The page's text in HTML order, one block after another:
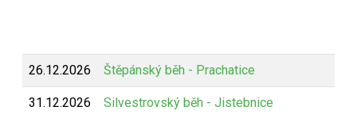
26.12.2026 Štěpánský běh - Prachatice
31.12.2026 Silvestrovský běh - Jistebnice